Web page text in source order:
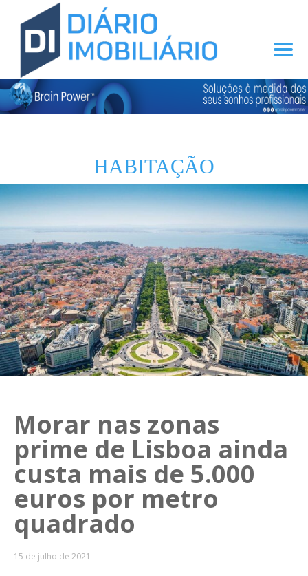
HABITAÇÃO
Morar nas zonas
prime de Lisboa ainda
custa mais de 5.000
euros por metro
quadrado
15 de julho de 2021